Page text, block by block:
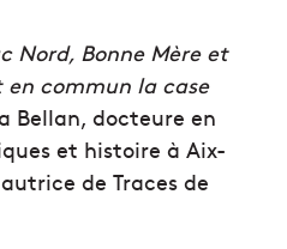
Nord, Bonne Mère et
commun la case
Bellan, docteure en
et histoire à Aix-
de Traces de